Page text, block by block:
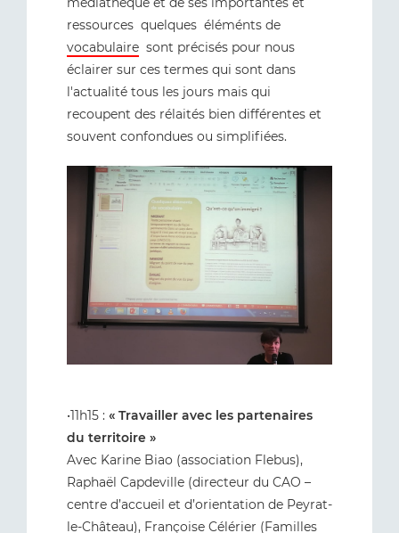
ressources quelques éléménts de
vocabulaire sont précisés pour nous
éclairer sur ces termes qui sont dans
l'actualité tous les jours mais qui
recoupent des rélaités bien différentes et
souvent confondues ou simplifiées.
•11h15 : « Travailler avec les partenaires
du territoire »
Avec Karine Biao (association Flebus),
Raphaël Capdeville (directeur du CAO –
centre d’accueil et d’orientation de Peyrat-
le-Château), Françoise Célérier (Familles